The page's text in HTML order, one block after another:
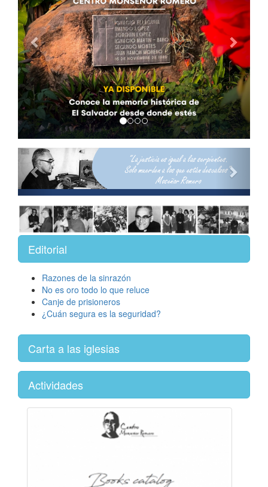
Previous
Editorial
Razones de la sinrazón
No es oro todo lo que reluce
Canje de prisioneros
¿Cuán segura es la seguridad?
Carta a las iglesias
Actividades